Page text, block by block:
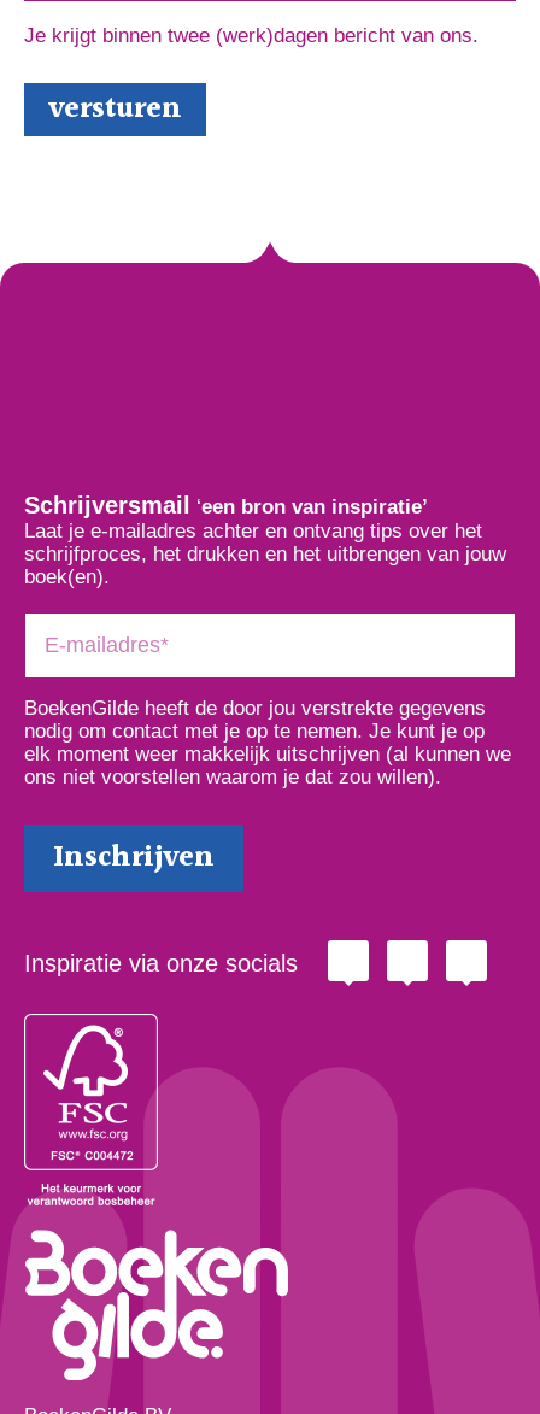
Je krijgt binnen twee (werk)dagen bericht van ons.
Schrijversmail ‘een bron van inspiratie’
Laat je e-mailadres achter en ontvang tips over het
schrijfproces, het drukken en het uitbrengen van jouw
boek(en).
BoekenGilde heeft de door jou verstrekte gegevens
nodig om contact met je op te nemen. Je kunt je op
elk moment weer makkelijk uitschrijven (al kunnen we
ons niet voorstellen waarom je dat zou willen).
Inspiratie via onze socials